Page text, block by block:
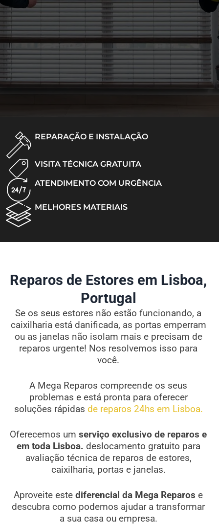
REPARAÇÃO E INSTALAÇÃO
VISITA TÉCNICA GRATUITA
ATENDIMENTO COM URGÊNCIA
MELHORES MATERIAIS
Reparos de Estores em Lisboa,
Portugal
Se os seus estores não estão funcionando, a
caixilharia está danificada, as portas emperram
ou as janelas não isolam mais e precisam de
reparos urgente! Nos resolvemos isso para
você.
A Mega Reparos compreende os seus
problemas e está pronta para oferecer
soluções rápidas de reparos 24hs em Lisboa.
Oferecemos um serviço exclusivo de reparos e
em toda Lisboa. deslocamento gratuito para
avaliação técnica de reparos de estores,
caixilharia, portas e janelas.
Aproveite estediferencial da Mega Reparos e
descubra como podemos ajudar a transformar
a sua casa ou empresa.